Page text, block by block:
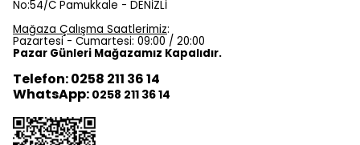
No:54/C Pamukkale - DENİZLİ
Mağaza Çalışma Saatlerimiz:
Pazartesi - Cumartesi: 09:00 / 20:00
Pazar Günleri Mağazamız Kapalıdır.
Telefon: 0258 211 36 14
WhatsApp: 0258 211 36 14